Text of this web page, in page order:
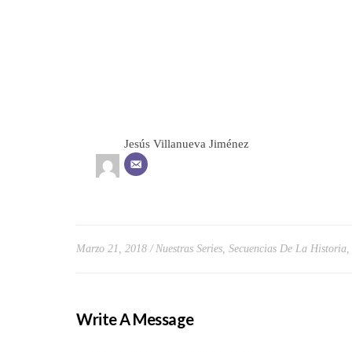
Jesús Villanueva Jiménez
Marzo 21, 2018 Nuestras Series Secuencias De La Historia
Write A Message